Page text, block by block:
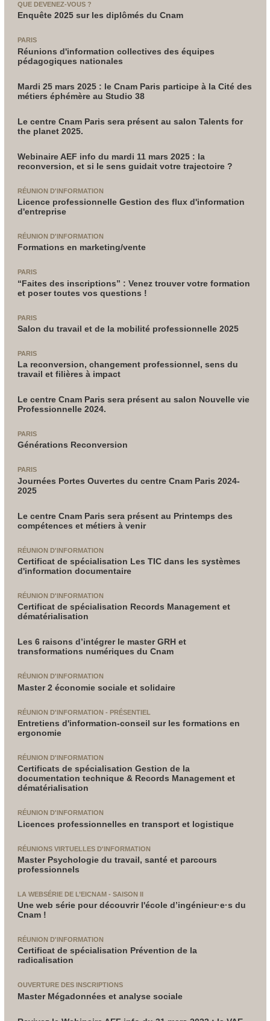
QUE DEVENEZ-VOUS ?
Enquête 2025 sur les diplômés du Cnam
PARIS
Réunions d'information collectives des équipes
pédagogiques nationales
Mardi 25 mars 2025 : le Cnam Paris participe à la Cité des
métiers éphémère au Studio 38
Le centre Cnam Paris sera présent au salon Talents for
the planet 2025.
Webinaire AEF info du mardi 11 mars 2025 : la
reconversion, et si le sens guidait votre trajectoire ?
RÉUNION D'INFORMATION
Licence professionnelle Gestion des flux d'information
d'entreprise
RÉUNION D'INFORMATION
Formations en marketing/vente
PARIS
“Faites des inscriptions” : Venez trouver votre formation
et poser toutes vos questions !
PARIS
Salon du travail et de la mobilité professionnelle 2025
PARIS
La reconversion, changement professionnel, sens du
travail et filières à impact
Le centre Cnam Paris sera présent au salon Nouvelle vie
Professionnelle 2024.
PARIS
Générations Reconversion
PARIS
Journées Portes Ouvertes du centre Cnam Paris 2024-
2025
Le centre Cnam Paris sera présent au Printemps des
compétences et métiers à venir
RÉUNION D'INFORMATION
Certificat de spécialisation Les TIC dans les systèmes
d'information documentaire
RÉUNION D'INFORMATION
Certificat de spécialisation Records Management et
dématérialisation
Les 6 raisons d’intégrer le master GRH et
transformations numériques du Cnam
RÉUNION D'INFORMATION
Master 2 économie sociale et solidaire
RÉUNION D'INFORMATION - PRÉSENTIEL
Entretiens d'information-conseil sur les formations en
ergonomie
RÉUNION D'INFORMATION
Certificats de spécialisation Gestion de la
documentation technique & Records Management et
dématérialisation
RÉUNION D'INFORMATION
Licences professionnelles en transport et logistique
RÉUNIONS VIRTUELLES D'INFORMATION
Master Psychologie du travail, santé et parcours
professionnels
LA WEBSÉRIE DE L’EICNAM - SAISON II
Une web série pour découvrir l'école d’ingénieur·e·s du
Cnam !
RÉUNION D'INFORMATION
Certificat de spécialisation Prévention de la
radicalisation
OUVERTURE DES INSCRIPTIONS
Master Mégadonnées et analyse sociale